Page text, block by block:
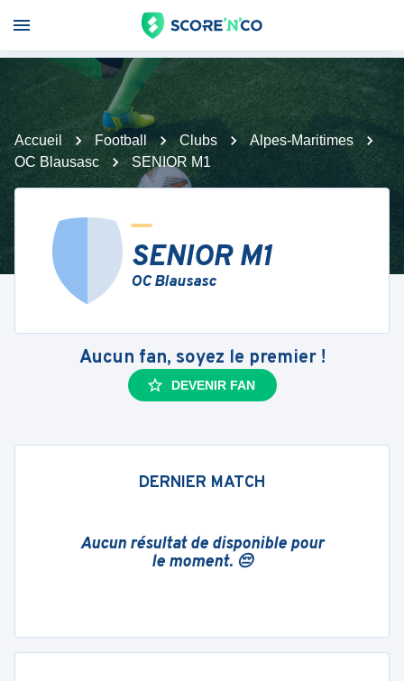
Accueil Football Clubs
Alpes-Maritimes
OC Blausasc
SENIOR M1
SENIOR M1
OC Blausasc
Aucun fan, soyez le premier !
DEVENIR FAN
DERNIER MATCH
Aucun résultat de disponible pour
le moment. 😔